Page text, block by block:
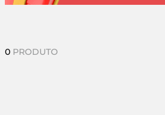
0 PRODUTO